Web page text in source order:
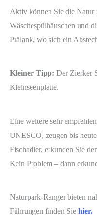
Aktiv können Sie die Natur
Wäschespülhäuschen und
Prälank, wo sich ein
Kleiner Tipp: Der Zierker
Kleinseenplatte.
Eine weitere sehr
UNESCO, zeugen bis
Fischadler, erkunden Sie
Kein Problem – dann
Naturpark-Ranger bieten
Führungen finden Sie hier.